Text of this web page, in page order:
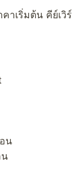
คาเริ่มต้น คีย์เ
น
น